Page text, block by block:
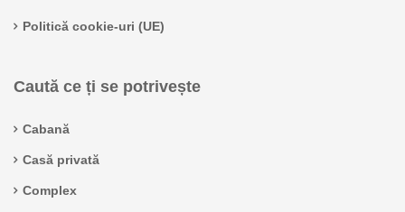
Politică cookie-uri (UE)
Caută ce ți se potrivește
Cabană
Casă privată
Complex